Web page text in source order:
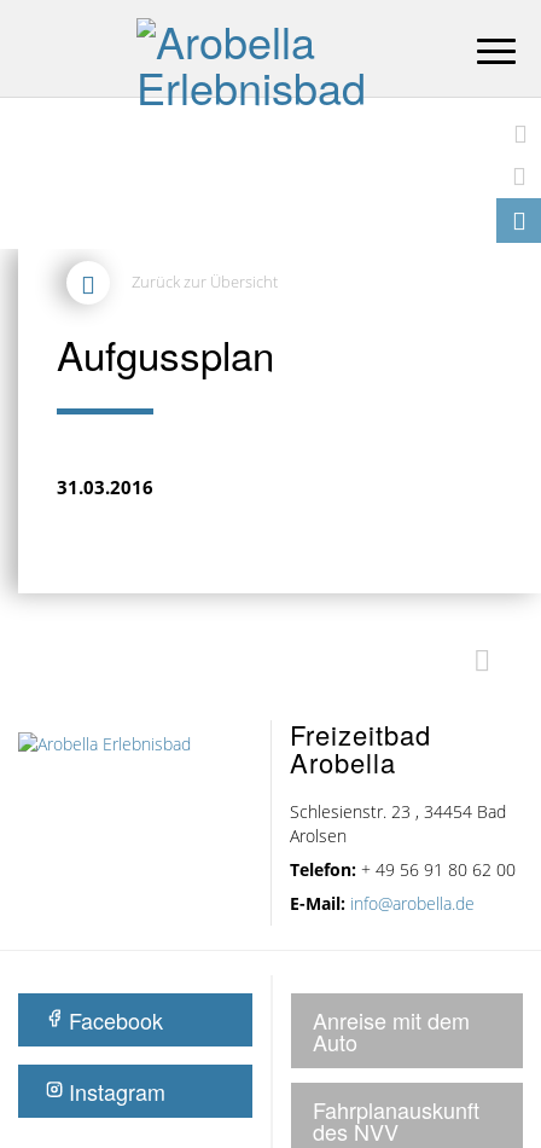
Zurück zur Übersicht
Aufgussplan
31.03.2016
Freizeitbad
Arobella
Schlesienstr. 23 , 34454 Bad
Arolsen
Telefon: + 49 56 91 80 62 00
E-Mail: info@arobella.de
Facebook
Instagram
Anreise mit dem
Auto
Fahrplanauskunft
des NVV